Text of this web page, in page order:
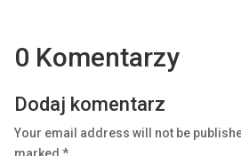
0 Komentarzy
Dodaj komentarz
Your email address will not be